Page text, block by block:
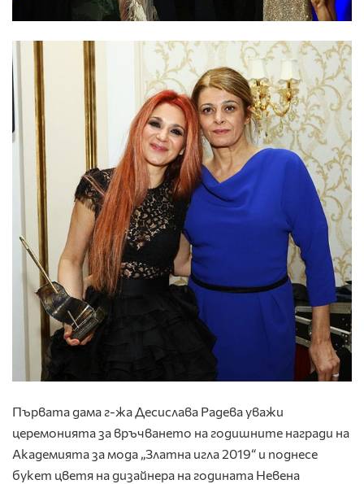
Първата дама г-жа Десислава Радева уважи
церемонията за връчването на годишните награди на
Академията за мода „Златна игла 2019“ и поднесе
букет цветя на дизайнера на годината Невена